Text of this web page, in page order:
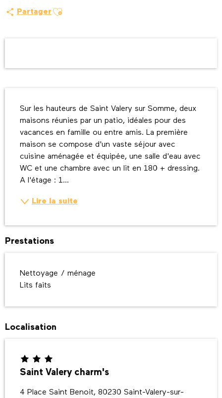
Partager Ajouter aux favoris
Sur les hauteurs de Saint Valery sur Somme, deux
maisons réunies par un patio, idéales pour des
vacances en famille ou entre amis. La première
maison se compose d'un vaste séjour avec
cuisine aménagée et équipée, une salle d'eau avec
WC et une chambre avec un lit en 180 + dressing.
A l'étage : 1...
Lire la suite
Prestations
Nettoyage / ménage
Lits faits
Localisation
Saint Valery charm's
4 Place Saint Benoit, 80230 Saint-Valery-sur-